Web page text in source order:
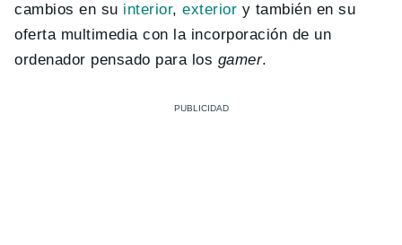
cambios en su interior,exterior y también en su
oferta multimedia con la incorporación de un
ordenador pensado para los gamer.